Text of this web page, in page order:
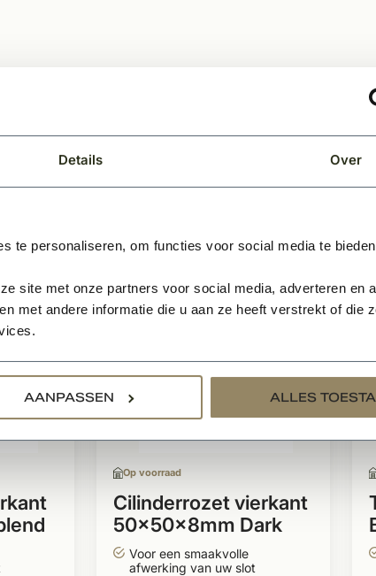
Details Over
te personaliseren, om functies voor social media te
site met onze partners voor social media, adverteren en
met andere informatie die u aan ze heeft verstrekt of die
AANPASSEN ALLES
producten
Op voorraad
Cilinderrozet vierkant
50x50x8mm Dark
blend
Voor een smaakvolle
afwerking van uw slot